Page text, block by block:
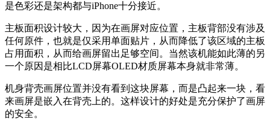
是色彩还是架构都与iPhone十分接近。
主板面积设计较大，因为在画屏对应位置，主板背部没有涉及
任何原件，也就是仅采用单面贴片，从而降低了该区域的主板
占用面积，从而给画屏留出足够空间。当然该机能如此薄的另
一个原因是相比LCD屏幕OLED材质屏幕本身就非常薄。
机身背壳画屏位置并没有看到这块屏幕，而是凸起来一块，看
来画屏是嵌入在背壳上的。这样设计的好处是充分保护了画屏
的安全。